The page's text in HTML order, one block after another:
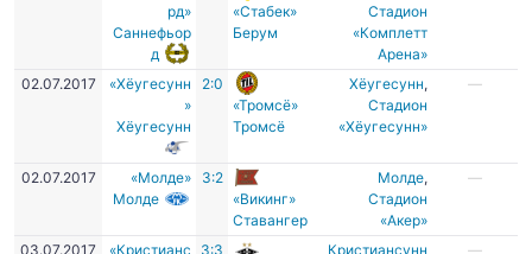
рд»
Саннефьор
д
«Стабек»
Берум
Стадион
«Комплетт
Арена»
02.07.2017
«Хёугесунн
»
Хёугесунн
2:0
«Тромсё»
Тромсё
Хёугесунн,
Cтадион
«Хёугесунн»
—
02.07.2017
«Молде»
Молде
3:2
«Викинг»
Ставангер
Молде,
Стадион
«Акер»
—
03.07.2017
«Кристианс
3:3
Кристиансунн
—